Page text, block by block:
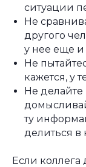
ситуации
Не
другого
у нее еще и
Не
кажется, у
Не
ту
делиться в
Если коллега